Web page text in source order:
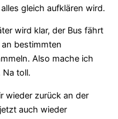
gleich aufklären wird.
wird klar, der Bus fährt
bestimmten
Also mache ich
toll.
wieder zurück an der
auch wieder